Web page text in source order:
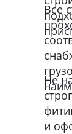
Все
Не
и